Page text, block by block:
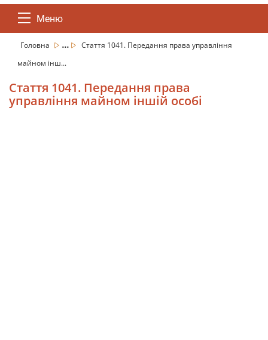
Меню
Головна ...
Стаття 1041. Передання права управління
майном інш...
Стаття 1041. Передання права
управління майном іншій особі